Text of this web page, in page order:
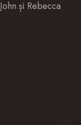
și Rebecca